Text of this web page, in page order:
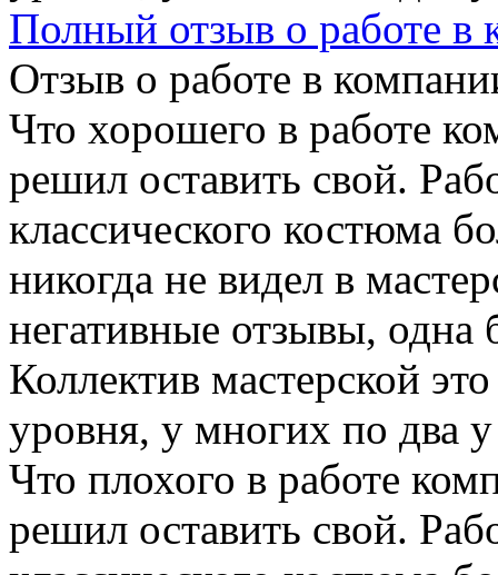
Полный отзыв о работе в
Отзыв о работе в
Что хорошего в работе
решил оставить свой.
классического костюма
никогда не видел в
негативные отзывы, одна
Коллектив мастерской
уровня, у многих по два
Что плохого в работе
решил оставить свой.